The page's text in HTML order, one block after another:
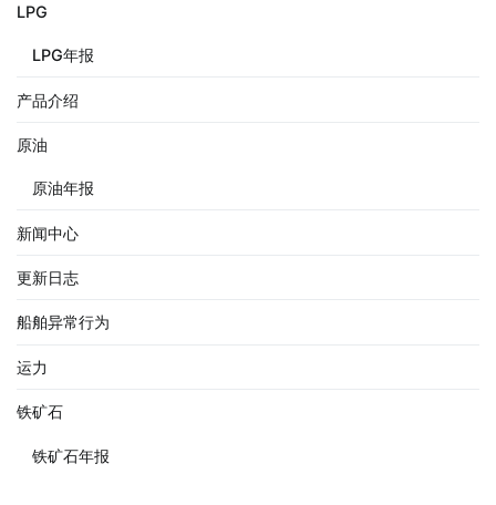
LPG
LPG年报
产品介绍
原油
原油年报
新闻中心
更新日志
船舶异常行为
运力
铁矿石
铁矿石年报